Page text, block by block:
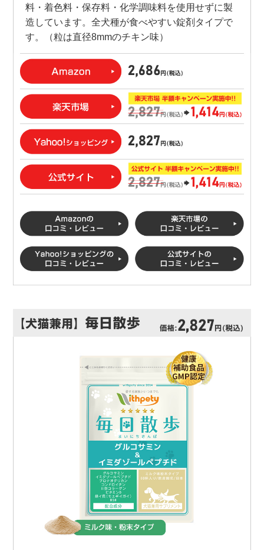
料・着色料・保存料・化学調味料を使用せずに製
造しています。全犬種が食べやすい錠剤タイプで
す。（粒は直径8mmのチキン味）